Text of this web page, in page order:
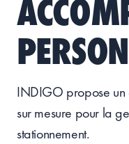
INDIGO propose un
surmesure pour la
stationnement.